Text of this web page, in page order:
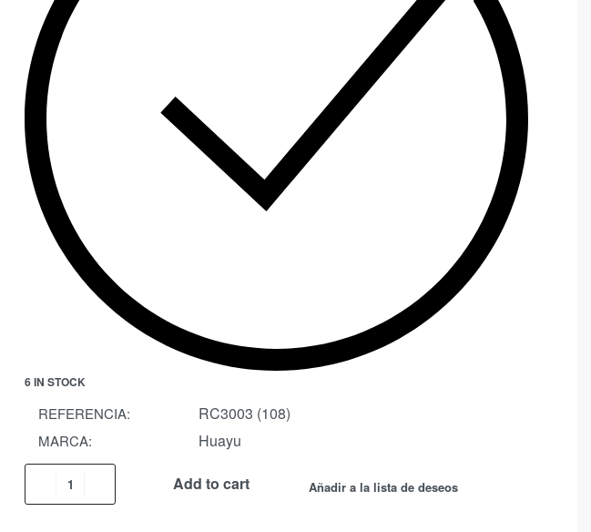
6 IN STOCK
REFERENCIA: RC3003 (108)
MARCA: Huayu
Add to cart Añadir a la lista de deseos